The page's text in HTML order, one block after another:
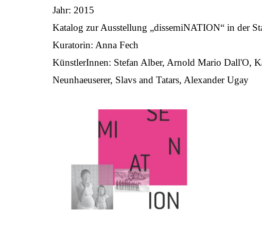
Jahr: 2015
Katalog zur Ausstellung „dissemiNATION“ in der
Kuratorin: Anna Fech
KünstlerInnen: Stefan Alber, Arnold Mario Dall'O,
Neunhaeuserer, Slavs and Tatars, Alexander Ugay